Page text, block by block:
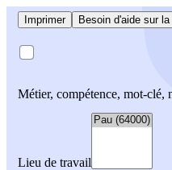
Imprimer Besoin d'aide sur
Métier, compétence, mot-clé,
Lieu de travail